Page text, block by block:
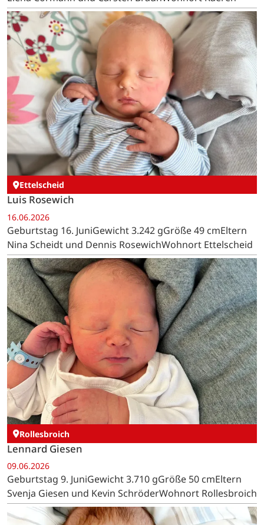
Ettelscheid
Luis Rosewich
16.06.2026
Geburtstag 16. JuniGewicht 3.242 gGröße 49 cmEltern
Nina Scheidt und Dennis RosewichWohnort Ettelscheid
Rollesbroich
Lennard Giesen
09.06.2026
Geburtstag 9. JuniGewicht 3.710 gGröße 50 cmEltern
Svenja Giesen und Kevin SchröderWohnort Rollesbroich